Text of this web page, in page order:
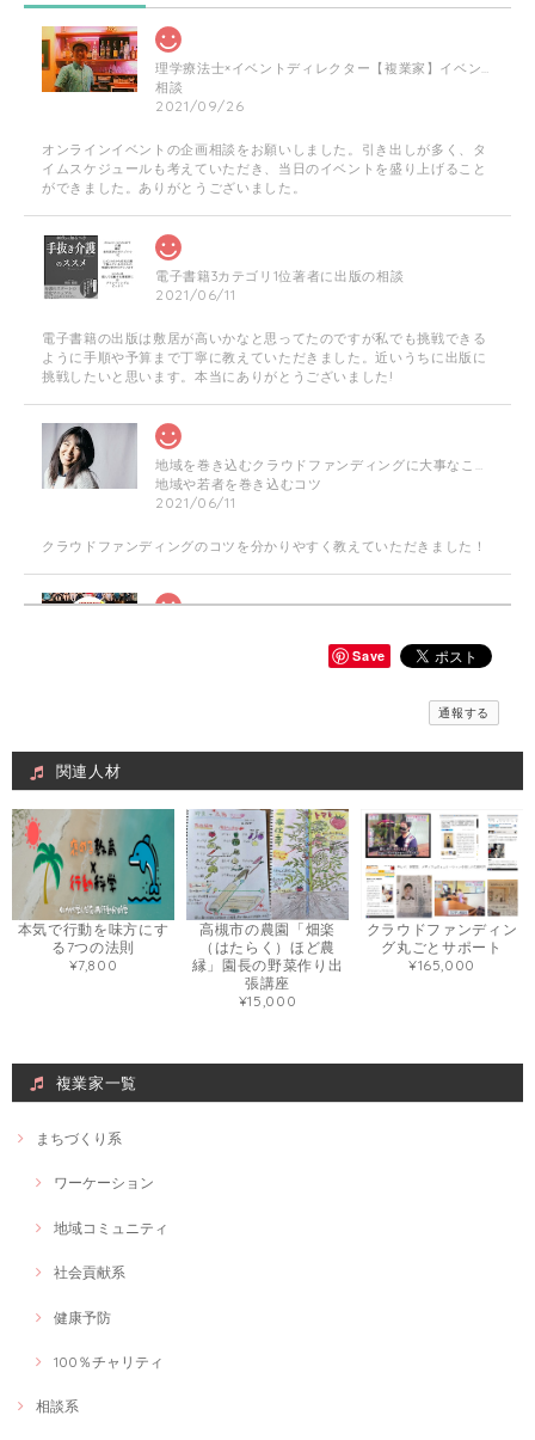
理学療法士×イベントディレクター【複業家】イベントの企画相談にのります！
相談
2021/09/26
オンラインイベントの企画相談をお願いしました。引き出しが多く、タ
イムスケジュールも考えていただき、当日のイベントを盛り上げること
ができました。ありがとうございました。
電子書籍3カテゴリ1位著者に出版の相談
2021/06/11
電子書籍の出版は敷居が高いかなと思ってたのですが私でも挑戦できる
ように手順や予算まで丁寧に教えていただきました。近いうちに出版に
挑戦したいと思います。本当にありがとうございました!
地域を巻き込むクラウドファンディングに大事なこと☆やり方・企画相談に乗ります！
地域や若者を巻き込むコツ
2021/06/11
クラウドファンディングのコツを分かりやすく教えていただきました！
チラシ作成片面 数量（１）個
何度か修正お願いしたのですが親切丁寧に対応いただきイメージ通りに
Web画像制作＃福祉用具専門相談員
Webで使いたい画像
2021/03/08
とても丁寧でデザインの相談も柔軟に対応いただきました。
旅好きナースによる看護・介護付き旅行の相談
実体験を踏まえた説明がとてもわかりやすく、イメージが湧きやすかっ
たです！ 自分自身、これからの具体的な取り組み方も見つけられ大変満
オンライン会議が増えたり、マスクで話をする機会が増えたため、話出
しからしっかり相手に伝わる声の出し方を学びたいと思い、このセッシ
ンを通して自分自身で変化を感じられるぐらいの激変で、正直びっくり
く伝えていただきとても満足です。 教えていただいたトレーニングをし
て、自信を持って発言できるようになりました！ ステキなセッションあ
りがとうございました。
Save
通報する
関連人材
本気で行動を味方にす
る7つの法則
¥7,800
高槻市の農園「畑楽
（はたらく）ほど農
縁」園長の野菜作り出
張講座
¥15,000
クラウドファンディン
グ丸ごとサポート
¥165,000
複業家一覧
まちづくり系
ワーケーション
地域コミュニティ
社会貢献系
健康予防
100％チャリティ
相談系